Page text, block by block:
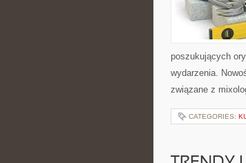
poszukujących
wydarzenia.
związane z
CATEGORIES: